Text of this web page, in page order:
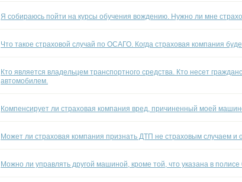
Я собираюсь пойти на курсы обучения вождению. Нужно ли мне
Что такое страховой случай по ОСАГО. Когда страховая компания
Кто является владельцем транспортного средства. Кто несет
автомобилем.
Компенсирует ли страховая компания вред, причиненный моей
Может ли страховая компания признать ДТП не страховым случаем и
Можно ли управлять другой машиной, кроме той, что указана в